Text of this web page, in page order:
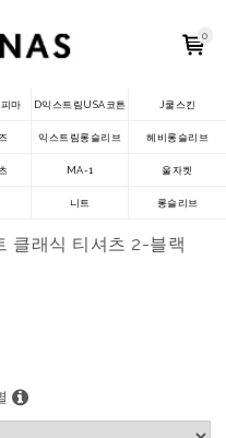
0
마 D익스트림USA코튼 J쿨스킨
익스트림롱슬리브 헤비롱슬리브
MA-1 울자켓
니트 롱슬리브
클래식 티셔츠 2-블랙